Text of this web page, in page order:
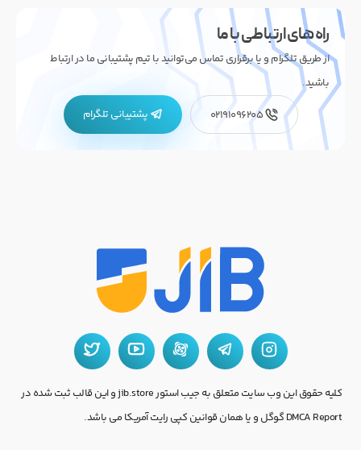
راه های ارتباطی با ما
از طریق تلگرام و یا برقراری تماس می‌توانید با تیم پشتیبانی ما در ارتباط
باشید.
02191096205
پشتیبانی تلگرام
کلیه حقوق این وب سایت متعلق به جیب استور jib.store و این قالب ثبت شده در
DMCA Report گوگل و یا همان قوانین کپی رایت آمریکا می باشد.